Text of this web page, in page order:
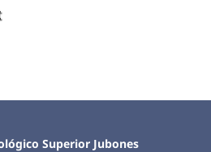
Superior Jubones